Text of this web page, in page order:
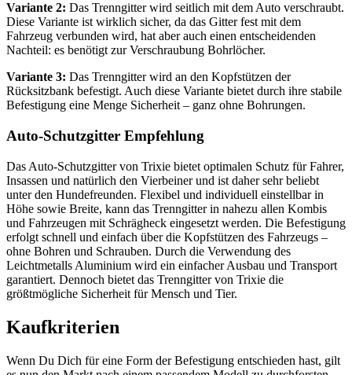
Variante 2: Das Trenngitter wird seitlich mit dem Auto verschraubt.
Diese Variante ist wirklich sicher, da das Gitter fest mit dem
Fahrzeug verbunden wird, hat aber auch einen entscheidenden
Nachteil: es benötigt zur Verschraubung Bohrlöcher.
Variante 3: Das Trenngitter wird an den Kopfstützen der
Rücksitzbank befestigt. Auch diese Variante bietet durch ihre stabile
Befestigung eine Menge Sicherheit – ganz ohne Bohrungen.
Auto-Schutzgitter Empfehlung
Das Auto-Schutzgitter von Trixie bietet optimalen Schutz für Fahrer,
Insassen und natürlich den Vierbeiner und ist daher sehr beliebt
unter den Hundefreunden. Flexibel und individuell einstellbar in
Höhe sowie Breite, kann das Trenngitter in nahezu allen Kombis
und Fahrzeugen mit Schrägheck eingesetzt werden. Die Befestigung
erfolgt schnell und einfach über die Kopfstützen des Fahrzeugs –
ohne Bohren und Schrauben. Durch die Verwendung des
Leichtmetalls Aluminium wird ein einfacher Ausbau und Transport
garantiert. Dennoch bietet das Trenngitter von Trixie die
größtmögliche Sicherheit für Mensch und Tier.
Kaufkriterien
Wenn Du Dich für eine Form der Befestigung entschieden hast, gilt